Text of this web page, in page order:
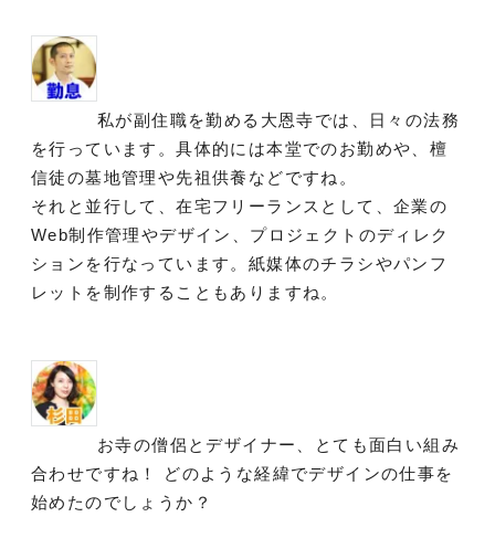
私が副住職を勤める大恩寺では、日々の法務
を行っています。具体的には本堂でのお勤めや、檀
信徒の墓地管理や先祖供養などですね。
それと並行して、在宅フリーランスとして、企業の
Web制作管理やデザイン、プロジェクトのディレク
ションを行なっています。紙媒体のチラシやパンフ
レットを制作することもありますね。
お寺の僧侶とデザイナー、とても面白い組み
合わせですね！ どのような経緯でデザインの仕事を
始めたのでしょうか？